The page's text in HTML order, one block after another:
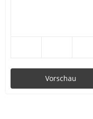
Vorschau